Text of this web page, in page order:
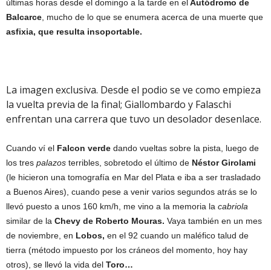
últimas horas desde el domingo a la tarde en elAutódromo de
Balcarce , mucho de lo que se enumera acerca de una muerte que
asfixia, que resulta insoportable.
La imagen exclusiva. Desde el podio se ve como empieza
la vuelta previa de la final; Giallombardo y Falaschi
enfrentan una carrera que tuvo un desolador desenlace.
Cuando ví el Falcon verde dando vueltas sobre la pista, luego de
los tres palazos terribles, sobretodo el último de Néstor Girolami
(le hicieron una tomografía en Mar del Plata e iba a ser trasladado
a Buenos Aires), cuando pese a venir varios segundos atrás se lo
llevó puesto a unos 160 km/h, me vino a la memoria la cabriola
similar de la Chevy de Roberto Mouras. Vaya también en un mes
de noviembre, en Lobos, en el 92 cuando un maléfico talud de
tierra (método impuesto por los cráneos del momento, hoy hay
otros), se llevó la vida del Toro…